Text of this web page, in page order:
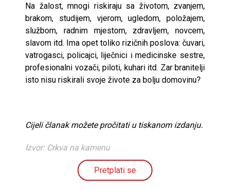
Na žalost, mnogi riskiraju sa životom, zvanjem,
brakom, studijem, vjerom, ugledom, položajem,
službom, radnim mjestom, zdravljem, novcem,
slavom itd. Ima opet toliko rizičnih poslova: čuvari,
vatrogasci, policajci, liječnici i medicinske sestre,
profesionalni vozači, piloti, kuhari itd. Zar branitelji
isto nisu riskirali svoje živote za bolju domovinu?
Cijeli članak možete pročitati u tiskanom izdanju.
Izvor: Crkva na kamenu
Pretplati se